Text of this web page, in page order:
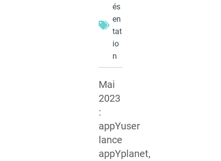
és
en
tat
io
n
Mai
2023
:
appYuser
lance
appYplanet,